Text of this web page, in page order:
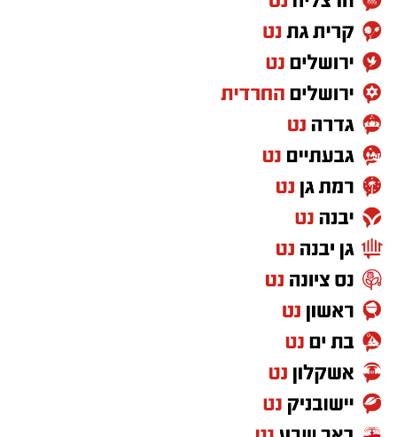
הזמר הבריטי בוי ג'ורג', מהקולות המזוהים ביותר
בימים האחרונים במרכז סערה בינלאומית בעקבות
שיר חדש שבו הוא מביע תמיכה בישראל ובקורבנות
"
We Will Dance Again
לתהודה רבה ברשתות החברתיות ומעורר ויכוח
סוער בקרב מעריצים, אמנים ופעילים ברחבי
העולם.
בתור מי שגדל בשנות השמונים שמרתי במשך שנים
סימפטיה לשירים של
המלחמה כמעט הצלחתי לתפוס את בוי ג'ורג'
מופיע באיזה פסטיבל, אבל כמו הקריירה שלו
לאחר שנות השמונים, הניסיון הוכתר ככישלון.